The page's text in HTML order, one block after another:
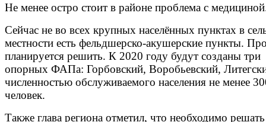
Не менее остро стоит в районе проблема с
Сейчас не во всех крупных населённых пунктах в
местности есть фельдшерско-акушерские пункты.
планируется решить. К 2020 году будут созданы три
опорных ФАПа: Горбовский, Воробьевский,
численностью обслуживаемого населения не менее
человек.
Также глава региона отметил, что необходимо решать